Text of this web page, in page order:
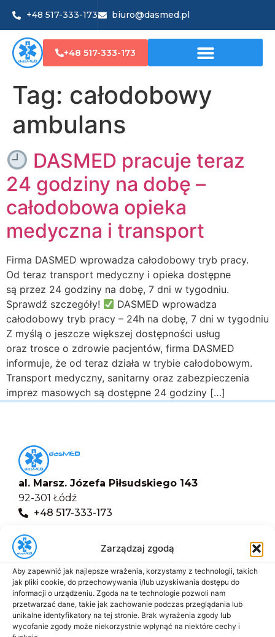
Zarządzaj zgodą
Aby zapewnić jak najlepsze wrażenia, korzystamy z technologii, takich
jak pliki cookie, do przechowywania i/lub uzyskiwania dostępu do
informacji o urządzeniu. Zgoda na te technologie pozwoli nam
przetwarzać dane, takie jak zachowanie podczas przeglądania lub
unikalne identyfikatory na tej stronie. Brak wyrażenia zgody lub
wycofanie zgody może niekorzystnie wpłynąć na niektóre cechy i
+48 517-333-173 biuro@dasmed.pl
+48 517-333-173
Tag: całodobowy
ambulans
DASMED pracuje teraz
24 godziny na dobę –
całodobowa opieka
medyczna i transport
Firma DASMED wprowadza całodobowy tryb pracy.
Od teraz transport medyczny i opieka dostępne
są przez 24 godziny na dobę, 7 dni w tygodniu.
Sprawdź szczegóły!
DASMED wprowadza
całodobowy tryb pracy – 24h na dobę, 7 dni w tygodniu
Z myślą o jeszcze większej dostępności usług
oraz trosce o zdrowie pacjentów, firma DASMED
informuje, że od teraz działa w trybie całodobowym.
Transport medyczny, sanitarny oraz zabezpieczenia
imprez masowych są dostępne 24 godziny […]
al. Marsz. Józefa Piłsudskiego 143
92-301 Łódź
+48 517-333-173
Menu
Start
O nas
Oferta